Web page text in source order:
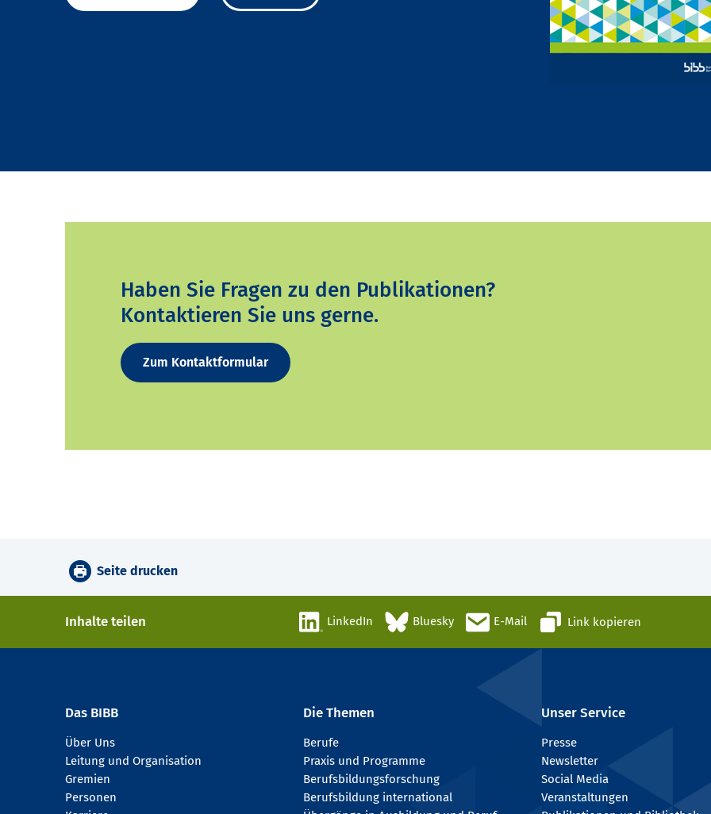
Haben Sie Fragen zu den Publikationen?
Kontaktieren Sie uns gerne.
Zum Kontaktformular
Seite drucken
Inhalte teilen LinkedIn Bluesky E-Mail Link kopieren
Das BIBB
Über Uns
Leitung und Organisation
Gremien
Personen
Die Themen
Berufe
Praxis und Programme
Berufsbildungsforschung
Berufsbildung international
Unser Service
Presse
Newsletter
Social Media
Veranstaltungen